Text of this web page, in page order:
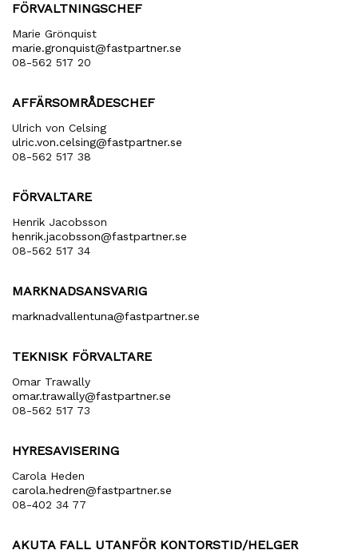
FÖRVALTNINGSCHEF
Marie Grönquist
marie​.gronquist​@fastpartner​.se
08-562 517 20
AFFÄRSOMRÅDESCHEF
Ulrich von Celsing
ulric​.von​.celsing​@fastpartner​.se
08-562 517 38
FÖRVALTARE
Henrik Jacobsson
henrik​.jacobsson​@fastpartner​.se
08-562 517 34
MARKNADSANSVARIG
marknadvallentuna​@fastpartner​.se
TEKNISK FÖRVALTARE
Omar Trawally
omar.trawally@fastpartner.se
08-562 517 73
HYRESAVISERING
Carola Heden
carola​.hedren​@fastpartner​.se
08-402 34 77
AKUTA FALL UTANFÖR KONTORSTID/HELGER